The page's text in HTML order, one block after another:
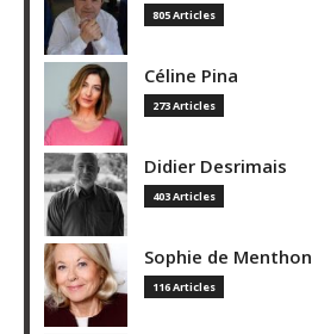
805 Articles
Céline Pina
273 Articles
Didier Desrimais
403 Articles
Sophie de Menthon
116 Articles